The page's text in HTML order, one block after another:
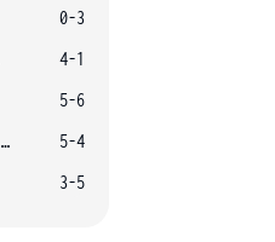
0-3
4-1
5-6
Alexandrova E.
5-4
3-5